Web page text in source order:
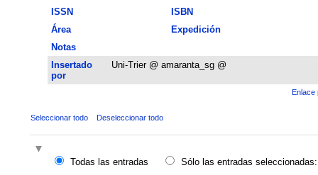
ISSN
ISBN
Área
Expedición
Notas
Insertado
por
Uni-Trier @ amaranta_sg @
Enlace
Seleccionar todo Deseleccionar todo
Todas las entradas
Sólo las entradas seleccionadas: